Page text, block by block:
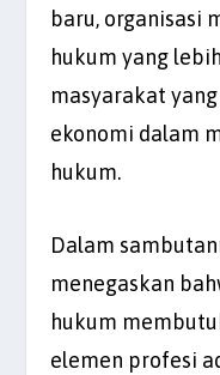
baru, organisasi
hukum yang
masyarakat
ekonomi dalam
hukum.
Dalam
menegaskan
hukum
elemen profesi